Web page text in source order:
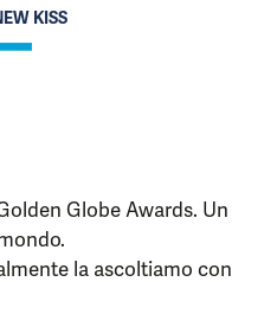
KISS
Globe Awards. Un
la ascoltiamo con